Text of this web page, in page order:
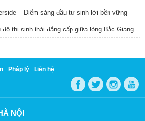
– Điểm sáng đầu tư sinh lời bền vững
đô thị sinh thái đẳng cấp giữa lòng Bắc Giang
Pháp lý Liên hệ
NỘI